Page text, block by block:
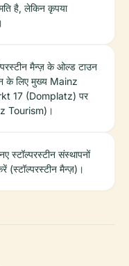
है, लेकिन कृपया
मैन्ज़ के ओल्ड टाउन
के लिए मुख्य Mainz
17 (Domplatz) पर
Tourism)।
स्टॉल्परस्टीन संस्थापनों
(स्टॉल्परस्टीन मैन्ज़)।